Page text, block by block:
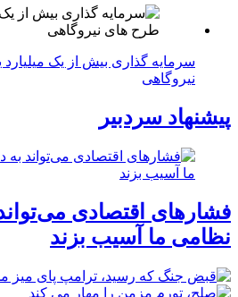
سرمایه گذاری بیش از یک
نیروگاهی
پیشنهاد سردبیر
فشارهای اقتصادی
نظامی ما آسیب بزند